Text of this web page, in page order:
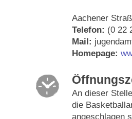
Aachener
Telefon: (0 22
Mail:
Homepage:
An dieser
die
angeschlagen